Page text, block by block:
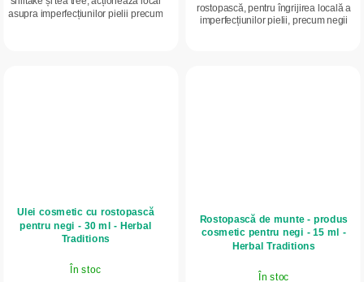
asupra imperfecțiunilor pielii precum
rostopască, pentru îngrijirea locală a
imperfecțiunilor pielii, precum negii
Ulei cosmetic cu rostopască
pentru negi - 30 ml - Herbal
Traditions
În stoc
Rostopască de munte - produs
cosmetic pentru negi - 15 ml -
Herbal Traditions
În stoc